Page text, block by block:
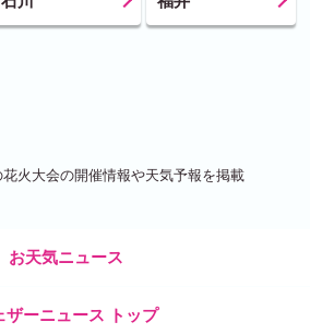
火大会の開催情報や天気予報を掲載
お天気ニュース
ザーニュース トップ